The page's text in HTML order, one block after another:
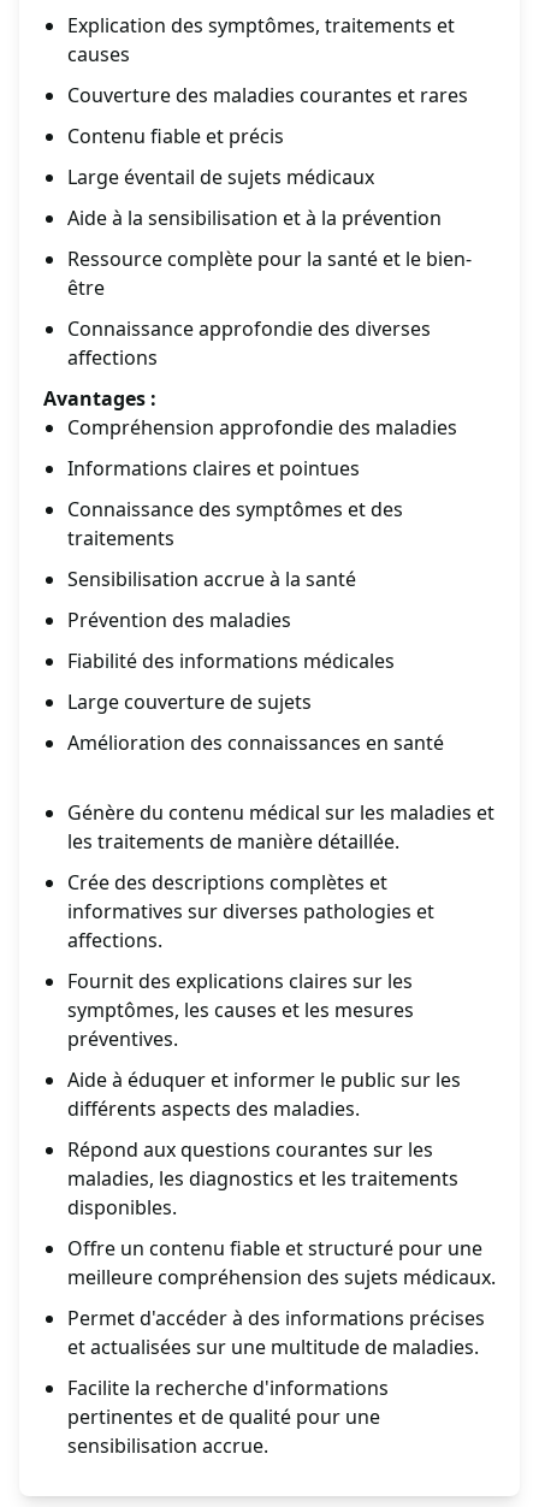
Explication des symptômes, traitements et
causes
Couverture des maladies courantes et rares
Contenu fiable et précis
Large éventail de sujets médicaux
Aide à la sensibilisation et à la prévention
Ressource complète pour la santé et le bien-
être
Connaissance approfondie des diverses
affections
Avantages :
Compréhension approfondie des maladies
Informations claires et pointues
Connaissance des symptômes et des
traitements
Sensibilisation accrue à la santé
Prévention des maladies
Fiabilité des informations médicales
Large couverture de sujets
Amélioration des connaissances en santé
Génère du contenu médical sur les maladies et
les traitements de manière détaillée.
Crée des descriptions complètes et
informatives sur diverses pathologies et
affections.
Fournit des explications claires sur les
symptômes, les causes et les mesures
préventives.
Aide à éduquer et informer le public sur les
différents aspects des maladies.
Répond aux questions courantes sur les
maladies, les diagnostics et les traitements
disponibles.
Offre un contenu fiable et structuré pour une
meilleure compréhension des sujets médicaux.
Permet d'accéder à des informations précises
et actualisées sur une multitude de maladies.
Facilite la recherche d'informations
pertinentes et de qualité pour une
sensibilisation accrue.